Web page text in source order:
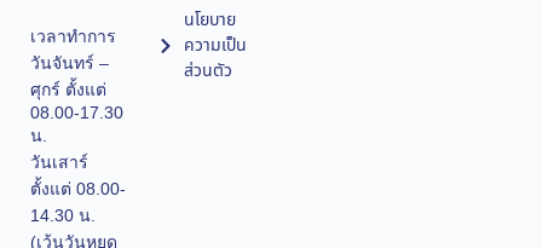
เวลาทำการ
วันจันทร์ –
ศุกร์ ตั้งแต่
08.00-17.30
น.
วันเสาร์
ตั้งแต่ 08.00-
14.30 น.
(เว้นวันหยุด
นโยบาย
ความเป็น
ส่วนตัว